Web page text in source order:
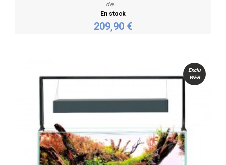
Personnaliser
de...
En stock
209,90 €
Exclu
WEB